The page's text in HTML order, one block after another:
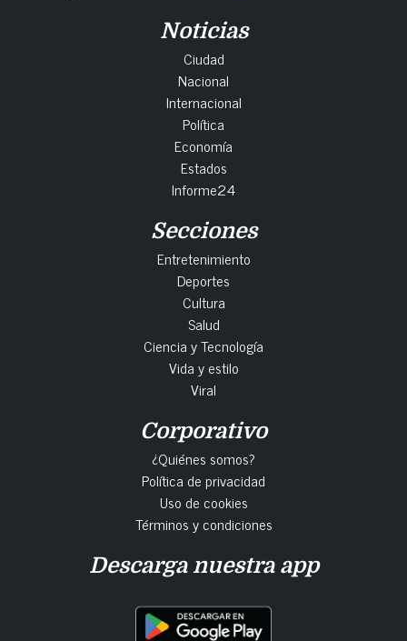
Noticias
Ciudad
Nacional
Internacional
Política
Economía
Estados
Informe24
Secciones
Entretenimiento
Deportes
Cultura
Salud
Ciencia y Tecnología
Vida y estilo
Viral
Corporativo
¿Quiénes somos?
Política de privacidad
Uso de cookies
Términos y condiciones
Descarga nuestra app